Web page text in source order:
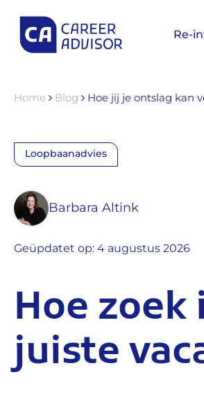
Re-
Home Blog Hoe jij je ontslag kan
Loopbaanadvies
Barbara Altink
Geüpdatet op: 4 augustus 2026
Hoe
juiste